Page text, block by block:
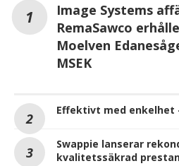
Image Systems
RemaSawco
Moelven
MSEK
Effektivt med enkelhet
Swappie lanserar
kvalitetssäkrad